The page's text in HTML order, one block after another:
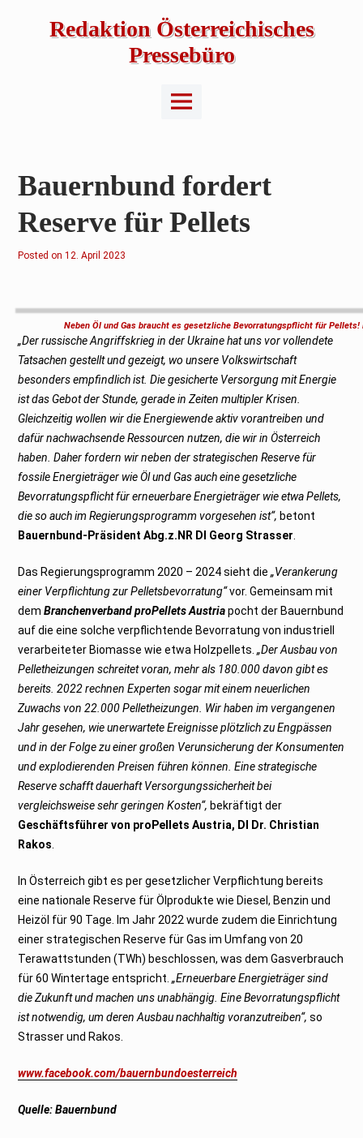
Redaktion Österreichisches
Pressebüro
Main
Menu
Bauernbund fordert
Reserve für Pellets
Posted on1
r
l
2
2
12. April 2023
Neben Öl und Gas braucht es gesetzliche Bevorratungspflicht für
„Der russische Angriffskrieg in der Ukraine hat uns vor vollendete
Tatsachen gestellt und gezeigt, wo unsere Volkswirtschaft
besonders empfindlich ist. Die gesicherte Versorgung mit Energie
ist das Gebot der Stunde, gerade in Zeiten multipler Krisen.
Gleichzeitig wollen wir die Energiewende aktiv vorantreiben und
dafür nachwachsende Ressourcen nutzen, die wir in Österreich
haben. Daher fordern wir neben der strategischen Reserve für
fossile Energieträger wie Öl und Gas auch eine gesetzliche
Bevorratungspflicht für erneuerbare Energieträger wie etwa Pellets,
die so auch im Regierungsprogramm vorgesehen ist“, betont
Bauernbund-Präsident Abg.z.NR DI Georg Strasser
Das Regierungsprogramm 2020 – 2024 sieht die„Verankerung
einer Verpflichtung zur Pelletsbevorratung“vor. Gemeinsam mit
demBranchenverband proPellets Austriapocht der Bauernbund
auf die eine solche verpflichtende Bevorratung von industriell
verarbeiteter Biomasse wie etwa Holzpellets.„Der Ausbau von
Pelletheizungen schreitet voran, mehr als 180.000 davon gibt es
bereits. 2022 rechnen Experten sogar mit einem neuerlichen
Zuwachs von 22.000 Pelletheizungen. Wir haben im vergangenen
Jahr gesehen, wie unerwartete Ereignisse plötzlich zu Engpässen
und in der Folge zu einer großen Verunsicherung der Konsumenten
und explodierenden Preisen führen können. Eine strategische
Reserve schafft dauerhaft Versorgungssicherheit bei
vergleichsweise sehr geringen Kosten“, bekräftigt der
Geschäftsführer von proPellets Austria, DI Dr. Christian
Rakos
In Österreich gibt es per gesetzlicher Verpflichtung bereits
eine nationale Reserve für Ölprodukte wie Diesel, Benzin und
Heizöl für 90 Tage. Im Jahr 2022 wurde zudem die Einrichtung
einer strategischen Reserve für Gas im Umfang von 20
Terawattstunden (TWh) beschlossen, was dem Gasverbrauch
für 60 Wintertage entspricht. „Erneuerbare Energieträger sind
die Zukunft und machen uns unabhängig. Eine Bevorratungspflicht
ist notwendig, um deren Ausbau nachhaltig voranzutreiben“,so
Strasser und Rakos.
www.facebook.com/bauernbundoesterreich
Quelle: Bauernbund